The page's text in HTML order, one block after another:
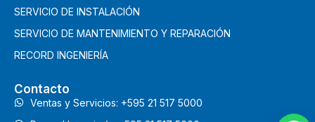
SERVICIO DE INSTALACIÓN
SERVICIO DE MANTENIMIENTO Y REPARACIÓN
RECORD INGENIERÍA
Contacto
Ventas y Servicios: +595 21 517 5000